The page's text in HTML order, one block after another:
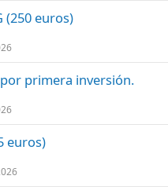
(250 euros)
por primera inversión.
euros)